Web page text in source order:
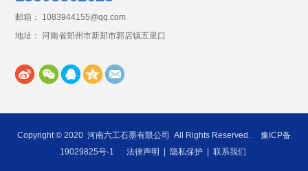
邮箱： 1083944155@qq.com
地址： 河南省郑州市新郑市郭店镇五里口
Copyright © 2020 河南六工石墨有限公司 All Rights Reserved.
豫ICP备
19029825号-1
法律声明 隐私保护 联系我们